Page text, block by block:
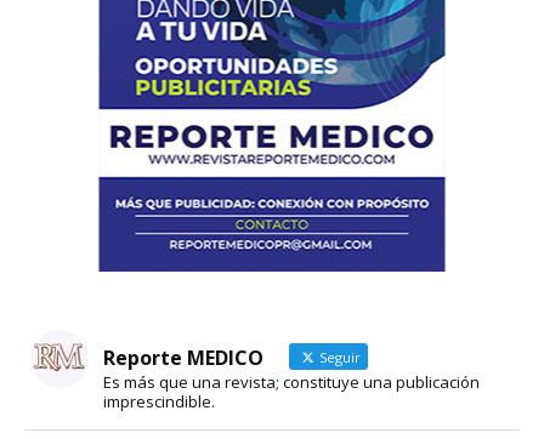
Reporte MEDICO Seguir
Es más que una revista; constituye una publicación
imprescindible.